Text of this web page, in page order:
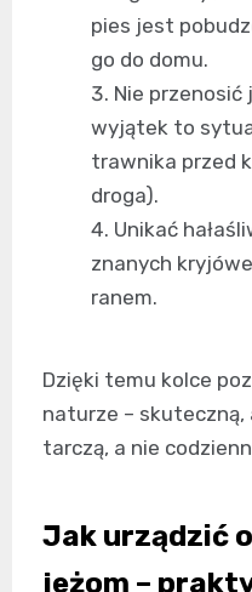
pies jest
go do domu.
Nie przenosić
wyjątek to
trawnika przed
droga).
Unikać
znanych
ranem.
Dzięki temu kolce
naturze – skuteczną,
tarczą, a nie
Jak urządzić
jeżom –